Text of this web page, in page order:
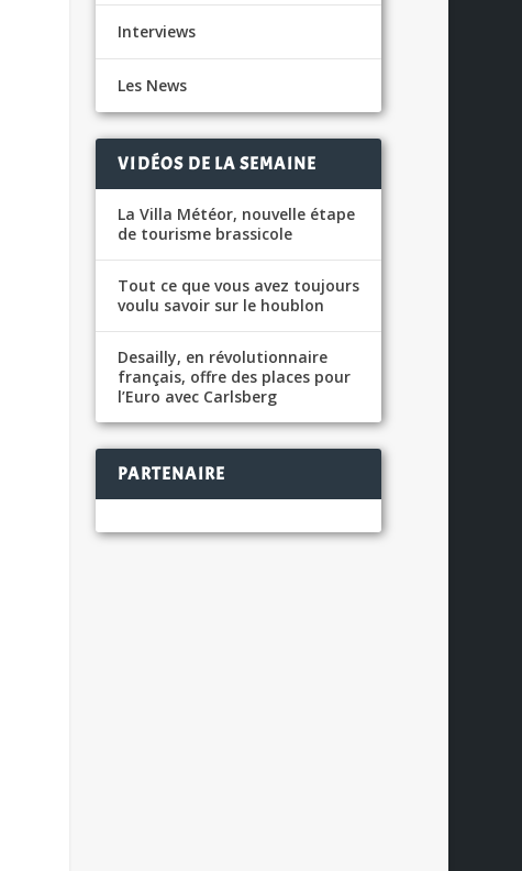
Interviews
Les News
VIDÉOS DE LA SEMAINE
La Villa Météor, nouvelle étape
de tourisme brassicole
Tout ce que vous avez toujours
voulu savoir sur le houblon
Desailly, en révolutionnaire
français, offre des places pour
l’Euro avec Carlsberg
PARTENAIRE